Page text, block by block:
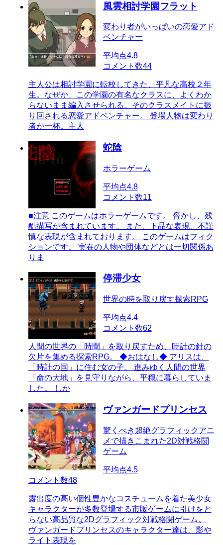
風雲相討学園フラット
変わり者がいっぱいの恋愛アド
ベンチャー
平均点4.8
コメント数44
主人公は相討学園に転校してきた、平凡な高校２年
生。なぜか、この学園の有名なクラスに、よくわか
らないまま編入させられる。そのクラスメイトに振
り回される恋愛アドベンチャー。 登場人物は変わり
者が一杯。主人
蛇陰
ホラーゲーム
平均点4.8
コメント数11
■注意 このゲームはホラーゲームです。 脅かし、残
酷描写が含まれています。 また、下品な表現、不謹
慎な表現が含まれております。 このゲームはフィク
ションです。 実在の人物や団体などとは一切関係あ
りま
停滞少女
世界の時を取り戻す探索RPG
平均点4.4
コメント数62
人間の世界の「時間」を取り戻すため、時計の針の
欠片を集める探索RPG。 ◆おはなし◆ アリスは、
「時計の国」に住む女の子。 進みゆく人間の世界
「命の大地」を見守りながら、平穏に暮らしていま
した。 しか
ヴァンガードプリンセス
驚くべき超絶グラフィックアニ
メで描きこまれた2D対戦格闘
ゲーム
平均点4.5
コメント数48
露出度の高い個性豊かなコスチュームを着た美少女
キャラクターが多数登場する市販ゲームに引けをと
らない高品質な2Dグラフィック対戦格闘ゲーム。
ヴァンガードプリンセスのキャラクター達は、影や
ライト表現を